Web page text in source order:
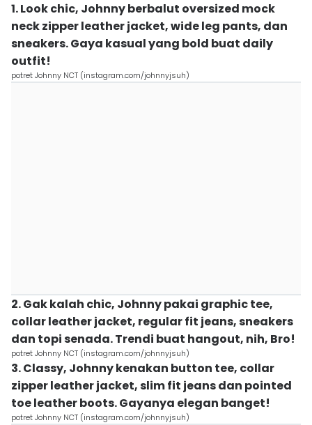
1. Look chic, Johnny berbalut oversized mock
neck zipper leather jacket, wide leg pants, dan
sneakers. Gaya kasual yang bold buat daily
outfit!
potret Johnny NCT (instagram.com/johnnyjsuh)
2. Gak kalah chic, Johnny pakai graphic tee,
collar leather jacket, regular fit jeans, sneakers
dan topi senada. Trendi buat hangout, nih, Bro!
potret Johnny NCT (instagram.com/johnnyjsuh)
3. Classy, Johnny kenakan button tee, collar
zipper leather jacket, slim fit jeans dan pointed
toe leather boots. Gayanya elegan banget!
potret Johnny NCT (instagram.com/johnnyjsuh)